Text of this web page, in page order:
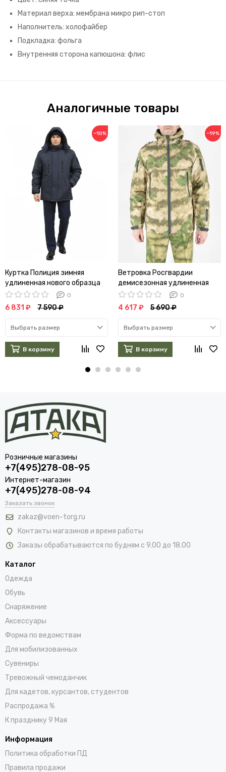
Материал верха: мембрана микро рип-стоп
Наполнитель: холофайбер
Подкладка: фольга
Внутренняя сторона капюшона: флис
Аналогичные товары
−10%
Куртка Полиция зимняя
удлиненная нового образца
(фольга/мембрана/
холофайбер)
0
6 831 ₽ 7 590 ₽
Выбрать размер
В корзину
−19%
Ветровка Росгвардии
демисезонная удлиненная
(рип-стоп, мох)
0
4 617 ₽ 5 690 ₽
Выбрать размер
В корзину
Розничные магазины
+7(495)278-08-95
Интернет-магазин
+7(495)278-08-94
Заказать звонок
zakaz@voen-torg.ru
Контакты магазинов и время работы
Заказы обрабатываются по будням с 9.00 до 18.00
Каталог
Одежда
Обувь
Снаряжение
Аксессуары
Форма по ведомствам
Для мобилизованных
Сувениры
Тревожный чемоданчик
Для кадетов, курсантов, студентов
Распродажа %
К празднику 9 Мая
Информация
Политика обработки ПД
Правила продажи